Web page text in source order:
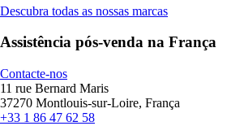
Descubra todas as nossas marcas
Assistência pós-venda na França
Contacte-nos
11 rue Bernard Maris
37270 Montlouis-sur-Loire, França
+33 1 86 47 62 58